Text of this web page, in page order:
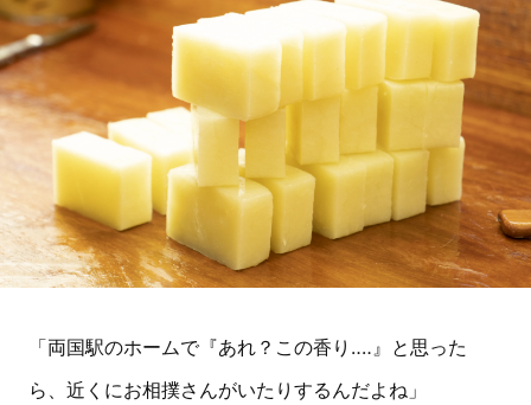
「両国駅のホームで『あれ？この香り‥‥』と思った
ら、近くにお相撲さんがいたりするんだよね」